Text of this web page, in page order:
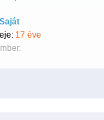
Saját
17 éve